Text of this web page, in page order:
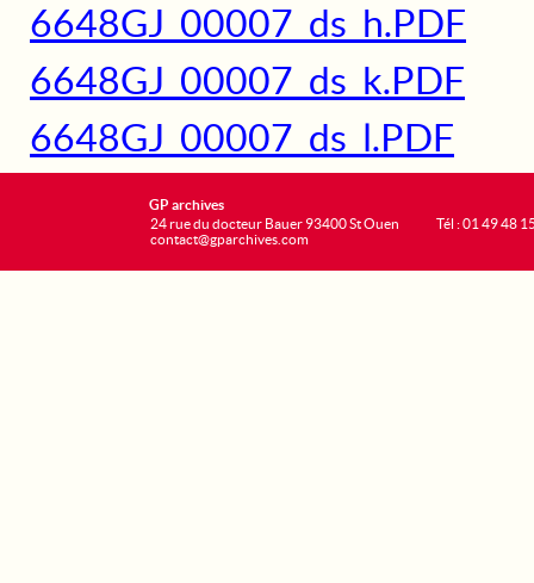
6648GJ_00007_ds_h.PDF
6648GJ_00007_ds_k.PDF
6648GJ_00007_ds_l.PDF
GP archives
24 rue du docteur Bauer 93400 St Ouen
contact@gparchives.com
Tél : 01 49 48